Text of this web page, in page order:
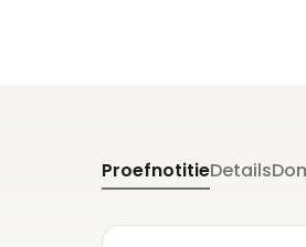
ProefnotitieDetails